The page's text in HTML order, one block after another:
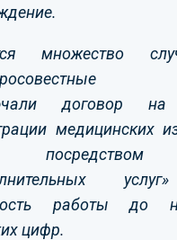
множество
договор на
медицинских
посредством
работы до
цифр.